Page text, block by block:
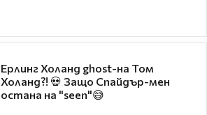
Ерлинг Холанд ghost-на Том
Холанд?! 💀 Защо Спайдър-мен
остана на "seen"😅